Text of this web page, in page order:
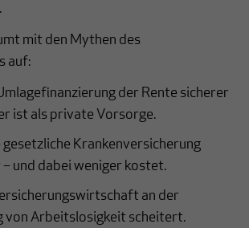
mit den Mythen des
auf:
der Rente sicherer
ist als private Vorsorge.
gesetzliche Krankenversicherung
und dabei weniger kostet.
an der
von Arbeitslosigkeit scheitert.